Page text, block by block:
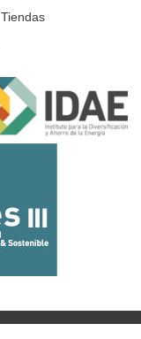
Tiendas